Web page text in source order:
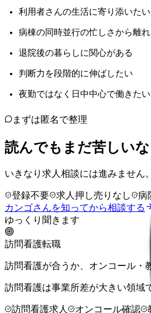
利用者さんの生活に寄り添いたい
病棟の同時並行の忙しさから離
退院後の暮らしに関心がある
判断力を段階的に伸ばしたい
夜勤ではなく日中中心で働きたい
まずは匿名で整理
読んでもまだ苦しい
いきなり求人相談には進みません
登録不要 求人押し売りなし
病
カンゴさんを知ってから相談する
ゆっくり聞きます
訪問看護転職
訪問看護が合うか、オンコール・
訪問看護は事業所差が大きい領域
訪問看護求人 オンコール確認